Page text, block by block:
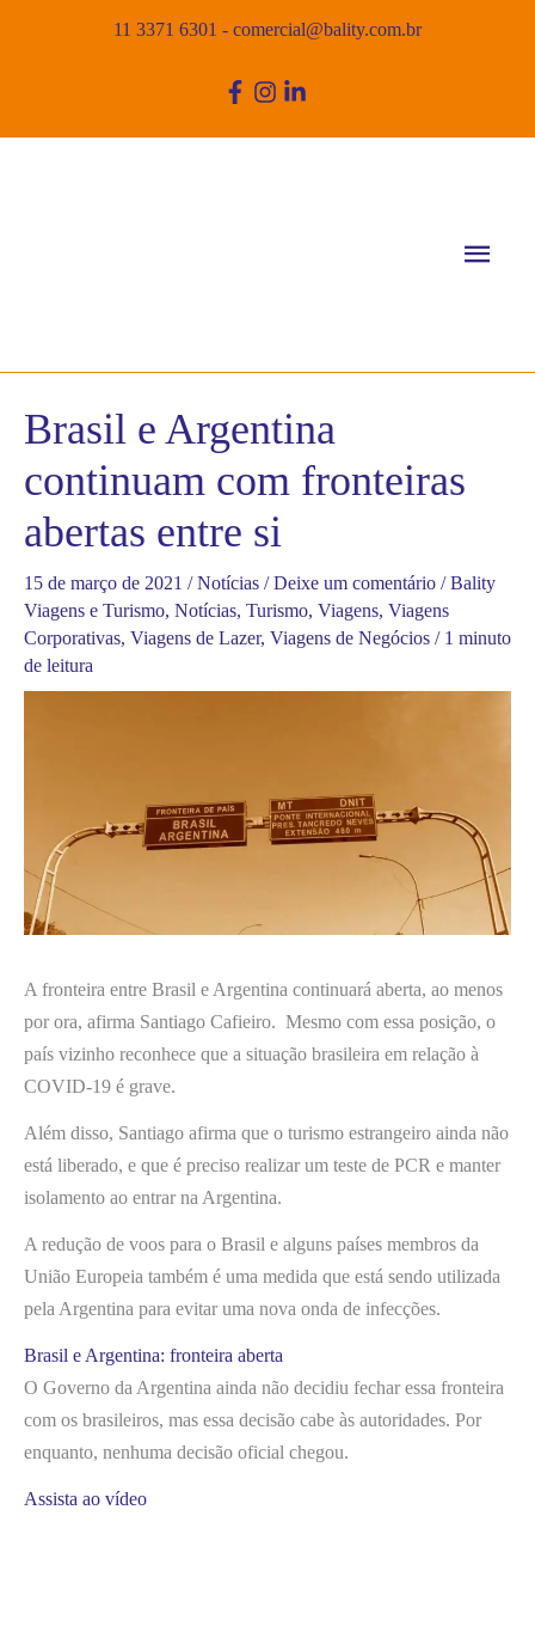
11 3371 6301 - comercial@bality.com.br
Brasil e Argentina
continuam com fronteiras
abertas entre si
15 de março de 2021 /Notícias /Deixe um comentário /Bality
Viagens e Turismo, Notícias, Turismo, Viagens, Viagens
Corporativas, Viagens de Lazer, Viagens de Negócios / 1 minuto
de leitura
A fronteira entre Brasil e Argentina continuará aberta, ao menos
por ora, afirma Santiago Cafieiro. Mesmo com essa posição, o
país vizinho reconhece que a situação brasileira em relação à
COVID-19 é grave.
Além disso, Santiago afirma que o turismo estrangeiro ainda não
está liberado, e que é preciso realizar um teste de PCR e manter
isolamento ao entrar na Argentina.
A redução de voos para o Brasil e alguns países membros da
União Europeia também é uma medida que está sendo utilizada
pela Argentina para evitar uma nova onda de infecções.
Brasil e Argentina: fronteira aberta
O Governo da Argentina ainda não decidiu fechar essa fronteira
com os brasileiros, mas essa decisão cabe às autoridades. Por
enquanto, nenhuma decisão oficial chegou.
Assista ao vídeo